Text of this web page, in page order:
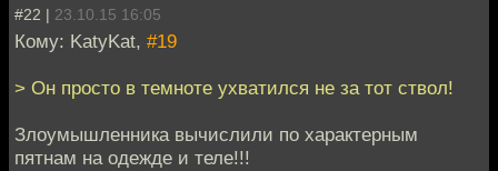
#22 | 23.10.15 16:05
Кому: KatyKat, #19
> Он просто в темноте ухватился не за тот ствол!
Злоумышленника вычислили по характерным
пятнам на одежде и теле!!!